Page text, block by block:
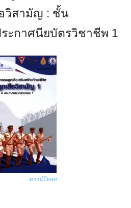
วิสามัญ : ชั้น
ะกาศนียบัตรวิชาชีพ 1
ดาวน์โหลด